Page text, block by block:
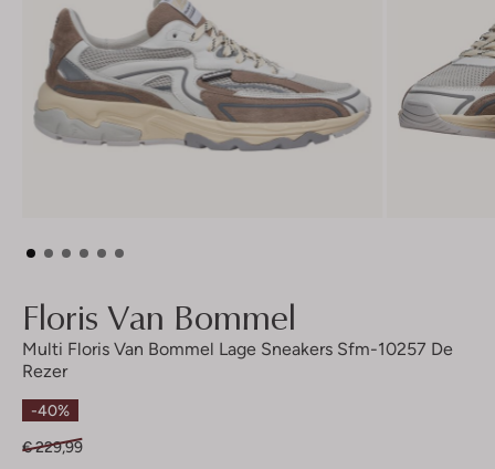
Floris Van Bommel
Multi Floris Van Bommel Lage Sneakers Sfm-10257 De
Rezer
-40%
€ 229,99